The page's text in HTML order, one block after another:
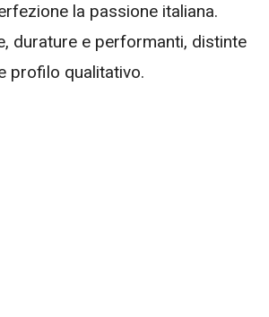
la passione italiana.
durature e performanti, distinte
profilo qualitativo.